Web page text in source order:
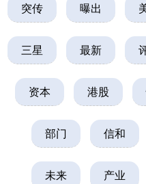
突传 曝出
三星 最新
资本 港股
部门 信和
未来 产业